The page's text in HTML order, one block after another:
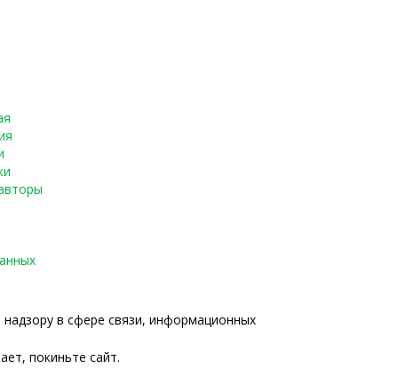
в сфере связи, информационных
покиньте сайт.